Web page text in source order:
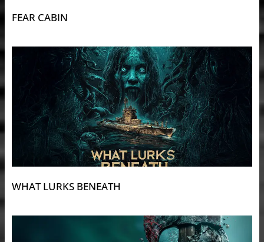
FEAR CABIN
WHAT LURKS BENEATH